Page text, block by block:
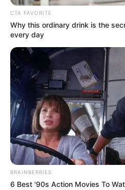
FILM I TV
VOLITE LI “AMERICAN
DONOSIMO VAM PRVI
NEPREPOZNATLJIVU
SEZONI!